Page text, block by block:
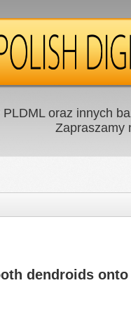
PLDML oraz innych
Zapraszamy
dendroids onto